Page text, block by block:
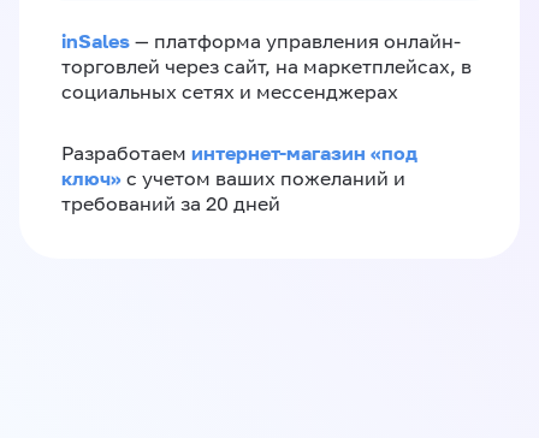
inSales — платформа управления онлайн-
торговлей через сайт, на маркетплейсах, в
социальных сетях и мессенджерах
Разработаем интернет-магазин «‎под
ключ»‎ с учетом ваших пожеланий и
требований за 20 дней